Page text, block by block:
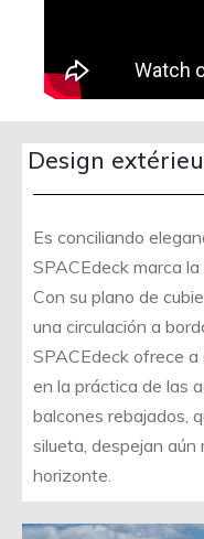
Design
Es conciliando
SPACEdeck marca
Con su plano de
una circulación a
SPACEdeck ofrece
en la práctica de las
balcones rebajados,
silueta, despejan aún
horizonte.